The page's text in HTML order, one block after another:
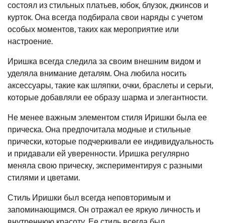
состоял из стильных платьев, юбок, блузок, джинсов и
курток. Она всегда подбирала свои наряды с учетом
особых моментов, таких как мероприятие или
настроение.
Иришка всегда следила за своим внешним видом и
уделяла внимание деталям. Она любила носить
аксессуары, такие как шляпки, очки, браслеты и серьги,
которые добавляли ее образу шарма и элегантности.
Не менее важным элементом стиля Иришки была ее
прическа. Она предпочитала модные и стильные
прически, которые подчеркивали ее индивидуальность
и придавали ей уверенности. Иришка регулярно
меняла свою прическу, экспериментируя с разными
стилями и цветами.
Стиль Иришки был всегда неповторимым и
запоминающимся. Он отражал ее яркую личность и